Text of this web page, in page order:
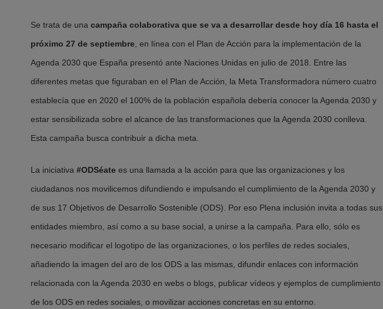
Se trata de una campaña colaborativa que se va a desarrollar desde hoy día 16 hasta el
próximo 27 de septiembre , en línea con el Plan de Acción para la implementación de la
Agenda 2030 que España presentó ante Naciones Unidas en julio de 2018. Entre las
diferentes metas que figuraban en el Plan de Acción, la Meta Transformadora número cuatro
establecía que en 2020 el 100% de la población española debería conocer la Agenda 2030 y
estar sensibilizada sobre el alcance de las transformaciones que la Agenda 2030 conlleva.
Esta campaña busca contribuir a dicha meta.
La iniciativa #ODSéate es una llamada a la acción para que las organizaciones y los
ciudadanos nos movilicemos difundiendo e impulsando el cumplimiento de la Agenda 2030 y
de sus 17 Objetivos de Desarrollo Sostenible (ODS). Por eso Plena inclusión invita a todas sus
entidades miembro, así como a su base social, a unirse a la campaña. Para ello, sólo es
necesario modificar el logotipo de las organizaciones, o los perfiles de redes sociales,
añadiendo la imagen del aro de los ODS a las mismas, difundir enlaces con información
relacionada con la Agenda 2030 en webs o blogs, publicar vídeos y ejemplos de cumplimiento
de los ODS en redes sociales, o movilizar acciones concretas en su entorno.